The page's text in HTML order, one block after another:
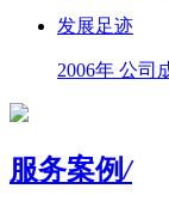
发展足迹
2006年 公司
服务案例/